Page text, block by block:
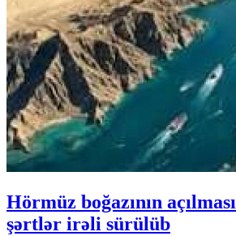
Hörmüz boğazının
şərtlər irəli sürülüb